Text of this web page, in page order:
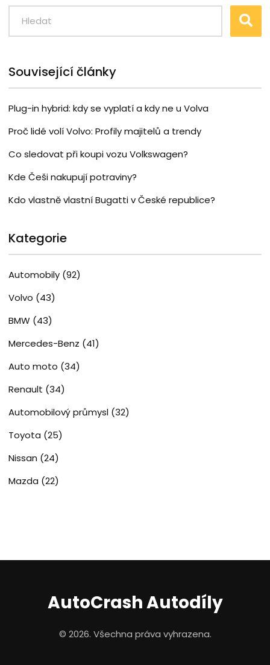
Související články
Plug-in hybrid: kdy se vyplatí a kdy ne u Volva
Proč lidé volí Volvo: Profily majitelů a trendy
Co sledovat při koupi vozu Volkswagen?
Kde Češi nakupují potraviny?
Kdo vlastně vlastní Bugatti v České republice?
Kategorie
Automobily (92)
Volvo (43)
BMW (43)
Mercedes-Benz (41)
Auto moto (34)
Renault (34)
Automobilový průmysl (32)
Toyota (25)
Nissan (24)
Mazda (22)
AutoCrash Autodíly
© 2026. Všechna práva vyhrazena.